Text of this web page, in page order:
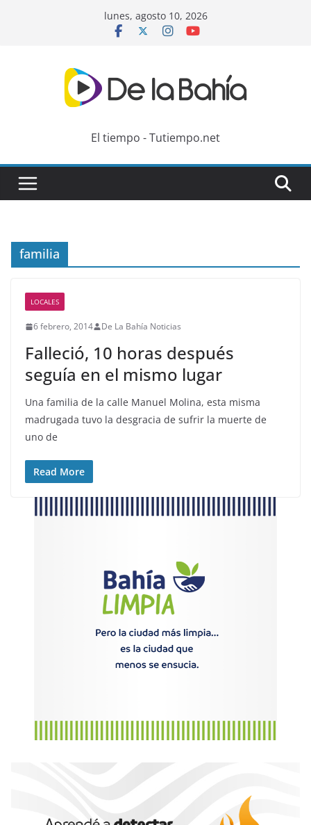
lunes, agosto 10, 2026
El tiempo - Tutiempo.net
familia
LOCALES
6 febrero, 2014 De La Bahía Noticias
Falleció, 10 horas después
seguía en el mismo lugar
Una familia de la calle Manuel Molina, esta misma
madrugada tuvo la desgracia de sufrir la muerte de
uno de
Read More